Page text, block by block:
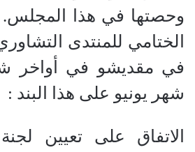
وحصتها في هذا المجلس.
الختامي للمنتدى
في مقديشو في أواخر
شهر يونيو على هذا البند :
الاتفاق على تعيين